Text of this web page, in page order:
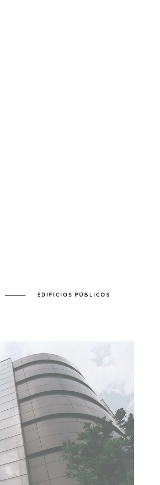
EDIFICIOS PÚBLICOS